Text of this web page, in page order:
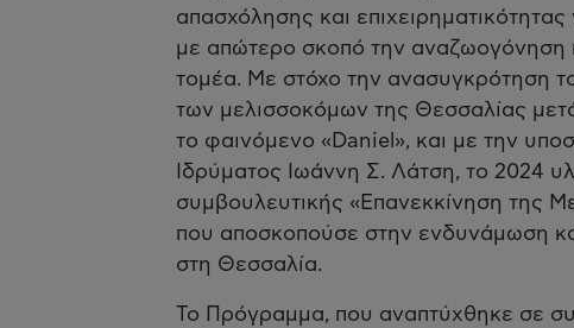
απασχόλησης και
με απώτερο σκοπό την αναζωογόνηση
τομέα. Με στόχο την ανασυγκρότηση
των μελισσοκόμων της Θεσσαλίας
το φαινόμενο «Daniel», και με την
Ιδρύματος Ιωάννη Σ. Λάτση, το 2024
συμβουλευτικής «Επανεκκίνηση της
που αποσκοπούσε στην ενδυνάμωση
στη Θεσσαλία.
Το Πρόγραμμα, που αναπτύχθηκε σε